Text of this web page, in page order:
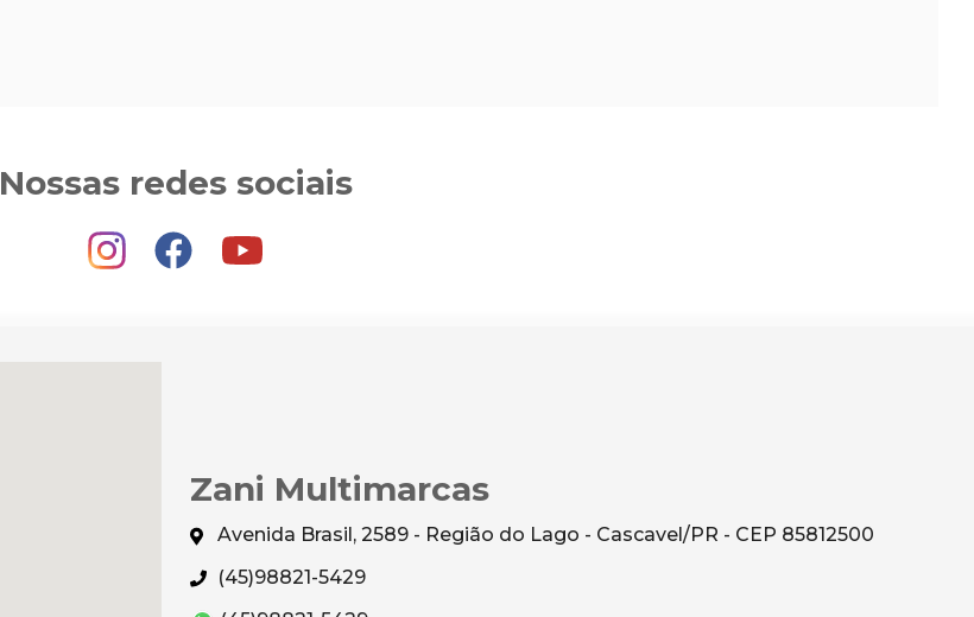
Nossas redes sociais
Zani Multimarcas
Avenida Brasil, 2589 - Região do Lago - Cascavel/PR - CEP 85812500
(45)98821-5429